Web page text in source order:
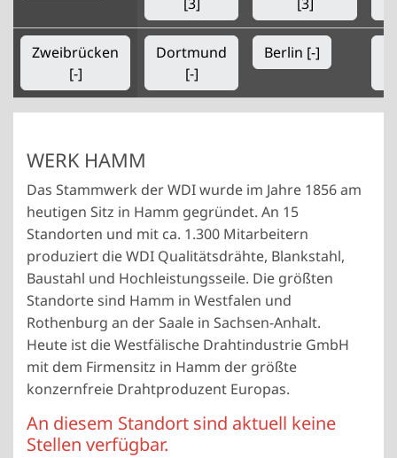
[3]
[3]
Zweibrücken
[-]
Dortmund
[-]
Berlin [-]
WERK HAMM
Das Stammwerk der WDI wurde im Jahre 1856 am
heutigen Sitz in Hamm gegründet. An 15
Standorten und mit ca. 1.300 Mitarbeitern
produziert die WDI Qualitätsdrähte, Blankstahl,
Baustahl und Hochleistungsseile. Die größten
Standorte sind Hamm in Westfalen und
Rothenburg an der Saale in Sachsen-Anhalt.
Heute ist die Westfälische Drahtindustrie GmbH
mit dem Firmensitz in Hamm der größte
konzernfreie Drahtproduzent Europas.
An diesem Standort sind aktuell keine
Stellen verfügbar.